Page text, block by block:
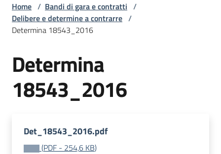
Sottosezioni
Accesso
Home / Bandi di gara e contratti /
Delibere e determine a contrarre /
Determina 18543_2016
Determina
18543_2016
Det_18543_2016.pdf
(PDF - 254,6 KB)